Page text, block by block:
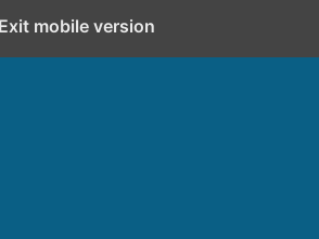
Exit mobile version